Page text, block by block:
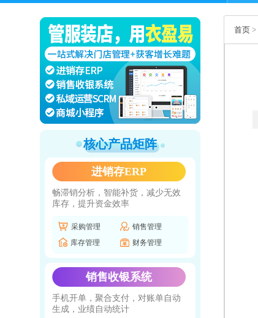
核心产品矩阵
进销存ERP
畅滞销分析，智能补货，减少无效
库存，提升资金效率
采购管理
销售管理
库存管理
财务管理
销售收银系统
手机开单，聚合支付，对账单自动
生成，业绩自动统计
首页 >